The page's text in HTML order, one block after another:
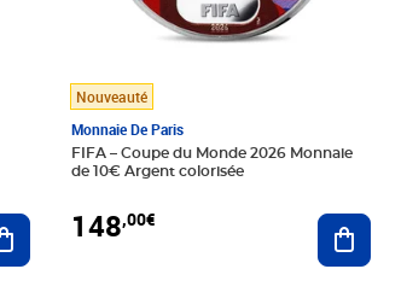
Ajouter au panier
Nouveauté
Monnaie De Paris
FIFA – Coupe du Monde 2026 Monnaie
de 10€ Argent colorisée
148,00€